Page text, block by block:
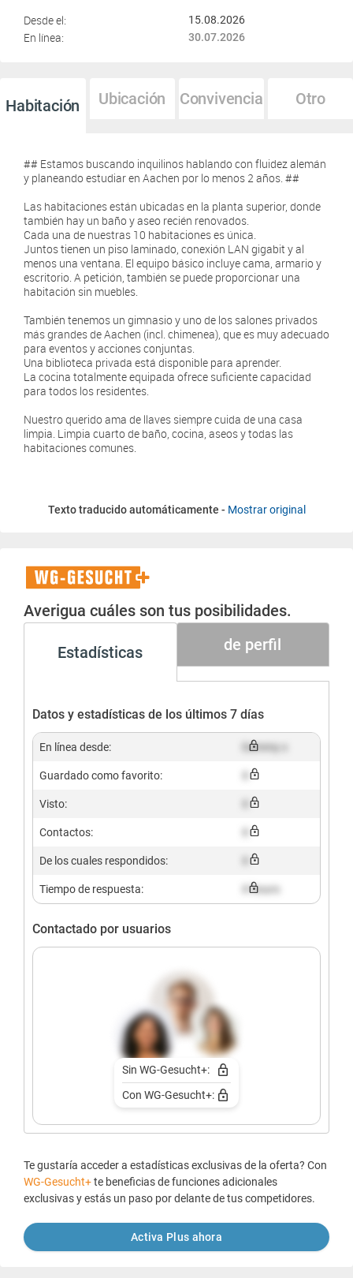
Desde el: 15.08.2026
En línea: 30.07.2026
Habitación Ubicación Convivencia Otro
## Estamos buscando inquilinos hablando con fluidez alemán
y planeando estudiar en Aachen por lo menos 2 años. ##
Las habitaciones están ubicadas en la planta superior, donde
también hay un baño y aseo recién renovados.
Cada una de nuestras 10 habitaciones es única.
Juntos tienen un piso laminado, conexión LAN gigabit y al
menos una ventana. El equipo básico incluye cama, armario y
escritorio. A petición, también se puede proporcionar una
habitación sin muebles.
También tenemos un gimnasio y uno de los salones privados
más grandes de Aachen (incl. chimenea), que es muy adecuado
para eventos y acciones conjuntas.
Una biblioteca privada está disponible para aprender.
La cocina totalmente equipada ofrece suficiente capacidad
para todos los residentes.
Nuestro querido ama de llaves siempre cuida de una casa
limpia. Limpia cuarto de baño, cocina, aseos y todas las
habitaciones comunes.
Texto traducido automáticamente - Mostrar original
WG-
Gesucht+
Averigua cuáles son tus posibilidades.
Estadísticas de perfil
Datos y estadísticas de los últimos 7 días
En línea desde: Dummy x
Guardado como favorito:
Visto:
Contactos:
De los cuales respondidos:
Tiempo de respuesta: X hours
Contactado por usuarios
Sin WG-Gesucht+:
Con WG-Gesucht+:
Te gustaría acceder a estadísticas exclusivas de la oferta? Con
WG-Gesucht+te beneficias de funciones adicionales
exclusivas y estás un paso por delante de tus competidores.
Activa Plus ahora